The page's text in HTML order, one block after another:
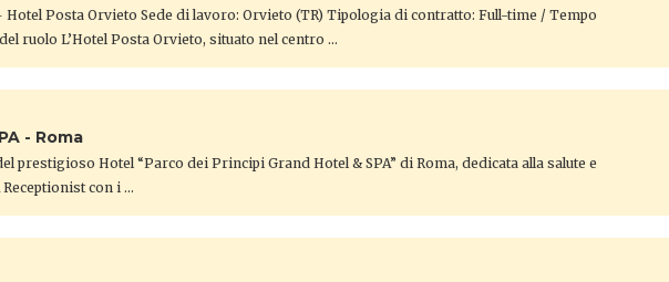
Posta Orvieto ​Sede di lavoro: Orvieto (TR) Tipologia di contratto: Full-time / Tempo
ruolo ​L’Hotel Posta Orvieto, situato nel centro …
- Roma
prestigioso Hotel “Parco dei Principi Grand Hotel & SPA” di Roma, dedicata alla salute e
Receptionist con i …